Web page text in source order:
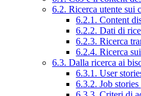
6.2. Ricerca utente sui
6.2.1. Content
6.2.2. Dati di
6.2.3. Ricerca
6.2.4. Ricerca
6.3. Dalla ricerca ai
6.3.1. User
6.3.2. Job